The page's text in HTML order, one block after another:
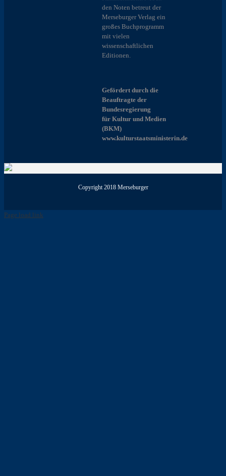
den Noten betreut der
Merseburger Verlag ein
großes Buchprogramm
mit vielen
wissenschaftlichen
Editionen.
Gefördert durch die
Beauftragte der
Bundesregierung
für Kultur und Medien
(BKM)
www.kulturstaatsministerin.de
Copyright 2018 Merseburger
Page load link